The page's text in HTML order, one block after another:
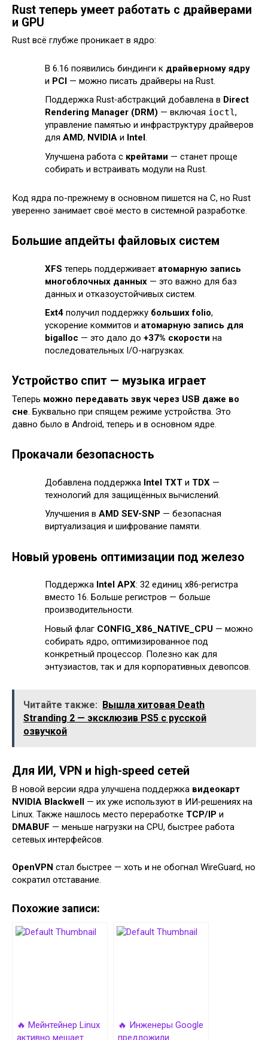
Rust теперь умеет работать с драйверами
и GPU
Rust всё глубже проникает в ядро:
В 6.16 появились биндинги к драйверному ядру
и PCI — можно писать драйверы на Rust.
Поддержка Rust‑абстракций добавлена в Direct
Rendering Manager (DRM) — включая ioctl,
управление памятью и инфраструктуру драйверов
для AMD, NVIDIA и Intel.
Улучшена работа с крейтами — станет проще
собирать и встраивать модули на Rust.
Код ядра по-прежнему в основном пишется на C, но Rust
уверенно занимает своё место в системной разработке.
Большие апдейты файловых систем
XFS теперь поддерживает атомарную запись
многоблочных данных — это важно для баз
данных и отказоустойчивых систем.
Ext4 получил поддержку больших folio,
ускорение коммитов и атомарную запись для
bigalloc — это дало до +37% скорости на
последовательных I/O-нагрузках.
Устройство спит — музыка играет
Теперь можно передавать звук через USB даже во
сне. Буквально при спящем режиме устройства. Это
давно было в Android, теперь и в основном ядре.
Прокачали безопасность
Добавлена поддержка Intel TXT и TDX —
технологий для защищённых вычислений.
Улучшения в AMD SEV-SNP — безопасная
виртуализация и шифрование памяти.
Новый уровень оптимизации под железо
Поддержка Intel APX: 32 единиц x86‑регистра
вместо 16. Больше регистров — больше
производительности.
Новый флаг CONFIG_X86_NATIVE_CPU — можно
собирать ядро, оптимизированное под
конкретный процессор. Полезно как для
энтузиастов, так и для корпоративных девопсов.
Читайте также: Вышла хитовая Death
Stranding 2 — эксклюзив PS5 с русской
озвучкой
Для ИИ, VPN и high-speed сетей
В новой версии ядра улучшена поддержка видеокарт
NVIDIA Blackwell — их уже используют в ИИ‑решениях на
Linux. Также нашлось место переработке TCP/IP и
DMABUF — меньше нагрузки на CPU, быстрее работа
сетевых интерфейсов.
OpenVPN стал быстрее — хоть и не обогнал WireGuard, но
сократил отставание.
Похожие записи:
🔥 Мейнтейнер Linux
активно мешает
🔥 Инженеры Google
предложили